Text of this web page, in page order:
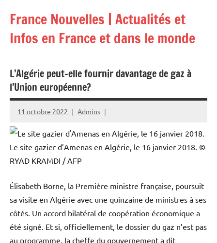
contenu
France Nouvelles | Actualités et
Infos en France et dans le monde
L’Algérie peut-elle fournir davantage de gaz à
l’Union européenne?
11 octobre 2022 Admins
Le site gazier d’Amenas en Algérie, le 16 janvier 2018. ©
RYAD KRAMDI / AFP
Élisabeth Borne, la Première ministre française, poursuit
sa visite en Algérie avec une quinzaine de ministres à ses
côtés. Un accord bilatéral de coopération économique a
été signé. Et si, officiellement, le dossier du gaz n’est pas
au programme, la cheffe du gouvernement a dit